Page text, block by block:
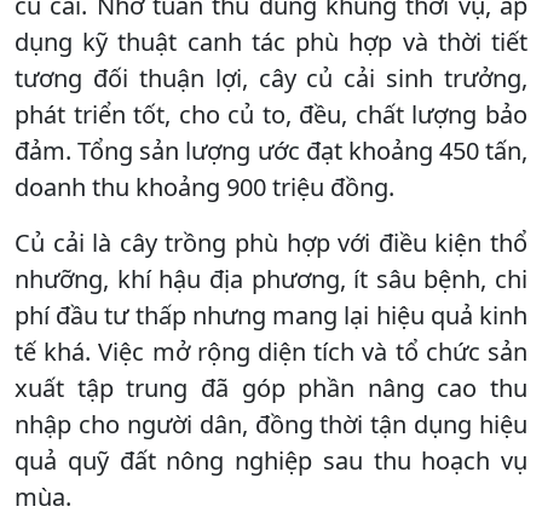
dụng kỹ thuật canh tác phù hợp và thời tiết
tương đối thuận lợi, cây củ cải sinh trưởng,
phát triển tốt, cho củ to, đều, chất lượng bảo
đảm. Tổng sản lượng ước đạt khoảng 450 tấn,
doanh thu khoảng 900 triệu đồng.
Củ cải là cây trồng phù hợp với điều kiện thổ
nhưỡng, khí hậu địa phương, ít sâu bệnh, chi
phí đầu tư thấp nhưng mang lại hiệu quả kinh
tế khá. Việc mở rộng diện tích và tổ chức sản
xuất tập trung đã góp phần nâng cao thu
nhập cho người dân, đồng thời tận dụng hiệu
quả quỹ đất nông nghiệp sau thu hoạch vụ
mùa.